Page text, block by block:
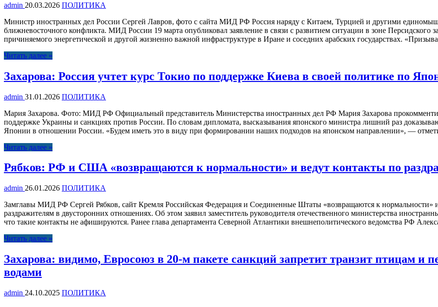
admin 20.03.2026 ПОЛИТИКА
Министр иностранных дел России Сергей Лавров, фото с сайта МИД РФ Россия наряду с Китаем, Турцией и другими
ближневосточного конфликта. МИД России 19 марта опубликовал заявление в связи с развитием ситуации в зоне Персидского
причиняемого энергетической и другой жизненно важной инфраструктуре в Иране и соседних арабских государствах.
Читать далее »
Захарова: Россия учтет курс Токио по поддержке Киева в своей политике по
admin 31.01.2026 ПОЛИТИКА
Мария Захарова. Фото: МИД РФ Официальный представитель Министерства иностранных дел РФ Мария Захарова
поддержке Украины и санкциях против России. По словам дипломата, высказывания японского министра лишний раз
Японии в отношении России. «Будем иметь это в виду при формировании наших подходов на японском направлении», —
Читать далее »
Рябков: РФ и США «возвращаются к нормальности» и ведут контакты по
admin 26.01.2026 ПОЛИТИКА
Замглавы МИД РФ Сергей Рябков, сайт Кремля Российская Федерация и Соединенные Штаты «возвращаются к
раздражителям в двусторонних отношениях. Об этом заявил заместитель руководителя отечественного министерства
что такие контакты не афишируются. Ранее глава департамента Северной Атлантики внешнеполитического ведомства РФ
Читать далее »
Захарова: видимо, Евросоюз в 20-м пакете санкций запретит транзит птицам и
водами
admin 24.10.2025 ПОЛИТИКА